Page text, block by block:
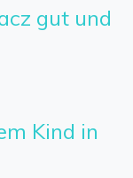
gut und
Kind in